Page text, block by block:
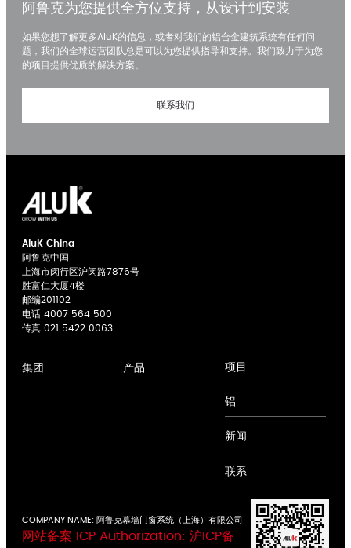
阿鲁克为您提供全方位支持，从设计到安装
如果您想了解更多AluK的信息，或者对我们的铝合金建筑系统有任何问
题，我们的全球运营团队总是可以为您提供指导和支持。我们致力于为您
的项目提供优质的解决方案。
联系我们
AluK China
阿鲁克中国
上海市闵行区沪闵路7876号
胜富仁大厦4楼
邮编201102
电话 4007 564 500
传真 021 5422 0063
集团 产品 项目
铝
新闻
联系
COMPANY NAME: 阿鲁克幕墙门窗系统（上海）有限公司
网站备案 ICP Authorization: 沪ICP备